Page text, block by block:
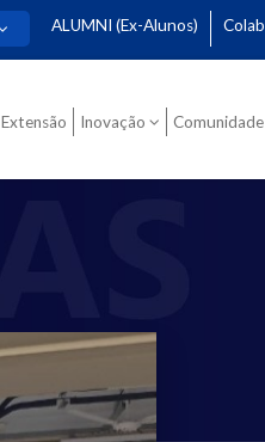
ALUMNI (Ex-Alunos)
Extensão Inovação Comunidade